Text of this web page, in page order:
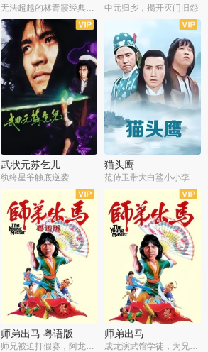
无法超越的林青霞经典角色 中元归乡，揭开灭门旧怨
武状元苏乞儿
纨绔星爷触底逆袭
猫头鹰
师弟出马 粤语版
师兄被迫打假赛，阿龙追查斗黑帮
师弟出马
成龙演武馆学徒，为兄搏命战黑道